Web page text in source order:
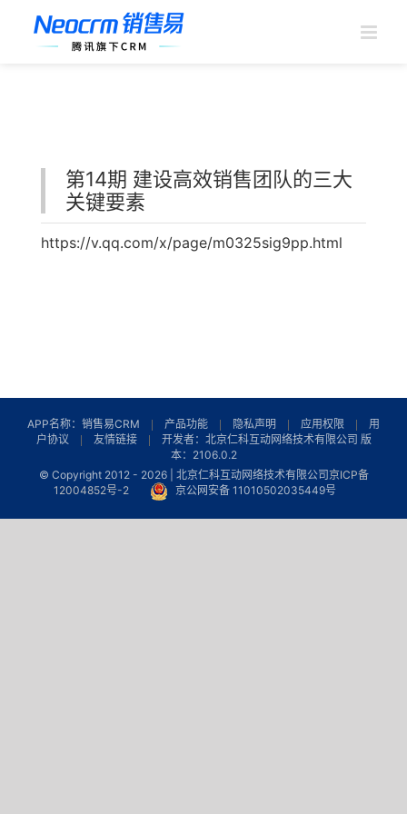
第14期 建设高效销售团队的三大
关键要素
https://v.qq.com/x/page/m0325sig9pp.html
APP名称：销售易CRM 产品功能 隐私声明 应用权限
用
户协议
友情链接
开发者：北京仁科互动网络技术有限公司 版
本：2106.0.2
© Copyright 2012 - 2026 | 北京仁科互动网络技术有限公司京ICP备
12004852号-2
京公网安备 11010502035449号